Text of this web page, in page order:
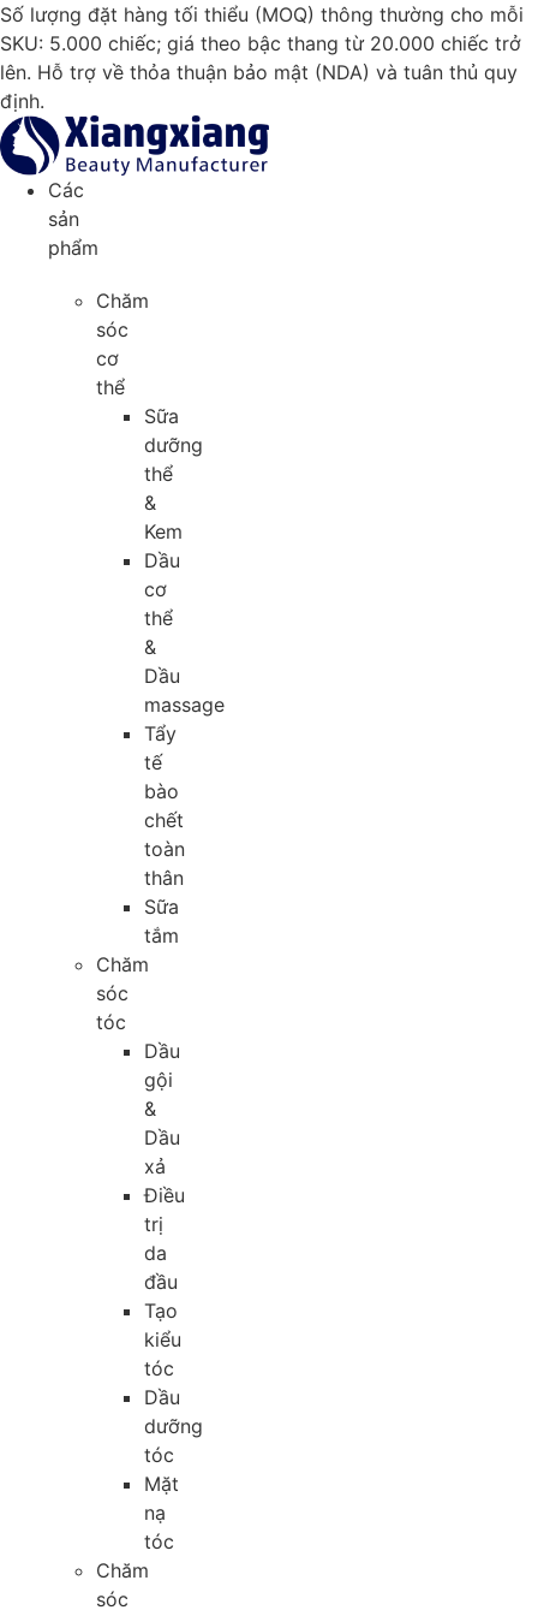
Chuyển
đến
nội
dung
Số lượng đặt hàng tối thiểu (MOQ) thông thường cho mỗi
SKU: 5.000 chiếc; giá theo bậc thang từ 20.000 chiếc trở
lên. Hỗ trợ về thỏa thuận bảo mật (NDA) và tuân thủ quy
định.
Các
sản
phẩm
Chăm
sóc
cơ
thể
Sữa
dưỡng
thể
&
Kem
Dầu
cơ
thể
&
Dầu
massage
Tẩy
tế
bào
chết
toàn
thân
Sữa
tắm
Chăm
sóc
tóc
Dầu
gội
&
Dầu
xả
Điều
trị
da
đầu
Tạo
kiểu
tóc
Dầu
dưỡng
tóc
Mặt
nạ
tóc
Chăm
sóc